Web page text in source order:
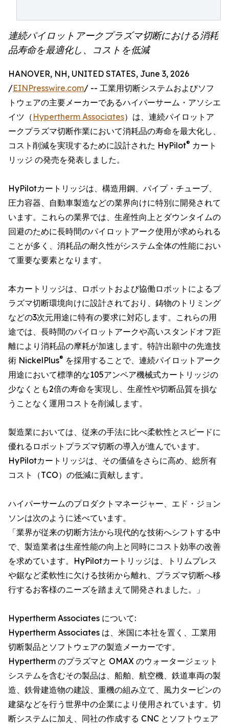
連続パイロットアークプラズマ切断における消耗
品寿命を最適化し、コストを低減
HANOVER, NH, UNITED STATES, June 3, 2026
/EINPresswire.com/ -- 工業用切断システムおよびソフ
トウェアの主要メーカーであるハイパーサーム・アソシエ
イツ（ Hypertherm Associates）は、連続パイロットア
ークプラズマ切断作業において消耗品の寿命を最大化し、
コスト削減を実現するために設計された HyPilot® カート
リッジ の発売を発表しました。
HyPilotカートリッジは、構造用鋼、パイプ・チューブ、
圧力容器、自動車製造などの業界向けに特別に開発されて
います。これらの業界では、生産性向上とダウンタイムの
回避のために長時間のパイロットアーク使用が求められる
ことが多く、消耗品の耐久性がシステム全体の性能におい
て重要な要素となります。
本カートリッジは、ロボットおよび協働ロボットによるプ
ラズマ切断環境向けに設計されており、鋳物のトリミング
などの3次元用途に特有の要求に対応します。これらの用
途では、長時間のパイロットアークや高いスタンドオフ距
離により消耗品の摩耗が加速します。特許出願中の先進技
術 NickelPlus® を採用することで、連続パイロットアーク
用途において標準的な105アンペア機械式カートリッジの
少なくとも2倍の寿命を実現し、生産性や切断品質を損な
うことなく運用コストを削減します。
製造業においては、従来の手法に比べ柔軟性とスピードに
優れるロボットプラズマ切断の導入が進んでいます。
HyPilotカートリッジは、その価値をさらに高め、総所有
コスト（TCO）の低減に貢献します。
ハイパーサームのプロダクトマネージャー、エド・ジョン
ソンは次のように述べています。
「業界が従来の切断方法から現代的な技術へシフトする中
で、製造業者は生産性能の向上と同時にコスト効率の改善
を求めています。HyPilotカートリッジは、トリムプレス
や鋸など柔軟性に欠ける技術から離れ、プラズマ切断へ移
行するお客様のニーズを踏まえて開発されました。」
Hypertherm Associates について:
Hypertherm Associates は、米国に本社を置く、工業用
切断製品とソフトウェアの製造メーカーです。
Hypertherm のプラズマと OMAX のウォータージェット
システムを含むその製品は、船舶、航空機、鉄道車両の製
造、鉄骨建造物の建設、重機の組み立て、風力タービンの
建築などを行う世界中の企業により使用されています。切
断システムに加え、同社の作成する CNC とソフトウェア